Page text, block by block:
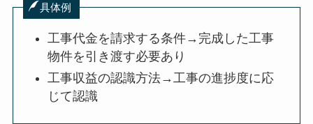
具体例
工事代金を請求する条件→完成した工事
物件を引き渡す必要あり
工事収益の認識方法→工事の進捗度に応
じて認識